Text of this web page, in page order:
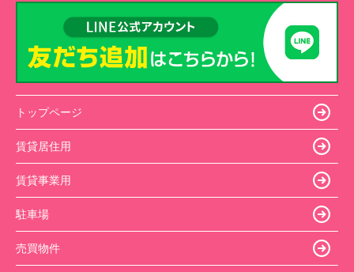
トップページ
賃貸居住用
賃貸事業用
駐車場
売買物件